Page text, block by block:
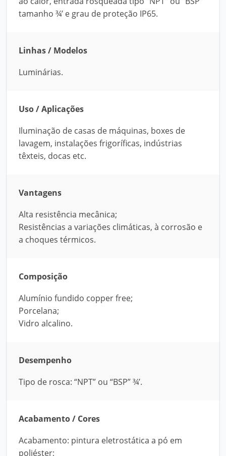
tamanho ¾’ e grau de proteção IP65.
Linhas / Modelos
Luminárias.
Uso / Aplicações
Iluminação de casas de máquinas, boxes de
lavagem, instalações frigoríficas, indústrias
têxteis, docas etc.
Vantagens
Alta resistência mecânica;
Resistências a variações climáticas, à corrosão e
a choques térmicos.
Composição
Alumínio fundido copper free;
Porcelana;
Vidro alcalino.
Desempenho
Tipo de rosca: “NPT” ou “BSP” ¾’.
Acabamento / Cores
Acabamento: pintura eletrostática a pó em
poliéster;